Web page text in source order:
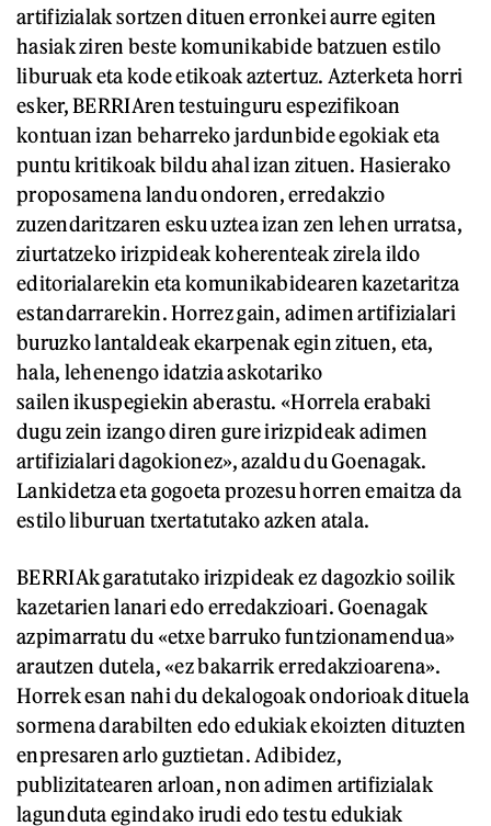
artifizialak sortzen dituen erronkei aurre egiten
hasiak ziren beste komunikabide batzuen estilo
liburuak eta kode etikoak aztertuz. Azterketa horri
esker, BERRIAren testuinguru espezifikoan
kontuan izan beharreko jardunbide egokiak eta
puntu kritikoak bildu ahal izan zituen. Hasierako
proposamena landu ondoren, erredakzio
zuzendaritzaren esku uztea izan zen lehen urratsa,
ziurtatzeko irizpideak koherenteak zirela ildo
editorialarekin eta komunikabidearen kazetaritza
estandarrarekin. Horrez gain, adimen artifizialari
buruzko lantaldeak ekarpenak egin zituen, eta,
hala, lehenengo idatzia askotariko
sailen ikuspegiekin aberastu. «Horrela erabaki
dugu zein izango diren gure irizpideak adimen
artifizialari dagokionez», azaldu du Goenagak.
Lankidetza eta gogoeta prozesu horren emaitza da
estilo liburuan txertatutako azken atala.
BERRIAk garatutako irizpideak ez dagozkio soilik
kazetarien lanari edo erredakzioari. Goenagak
azpimarratu du «etxe barruko funtzionamendua»
arautzen dutela, «ez bakarrik erredakzioarena».
Horrek esan nahi du dekalogoak ondorioak dituela
sormena darabilten edo edukiak ekoizten dituzten
enpresaren arlo guztietan. Adibidez,
publizitatearen arloan, non adimen artifizialak
lagunduta egindako irudi edo testu edukiak